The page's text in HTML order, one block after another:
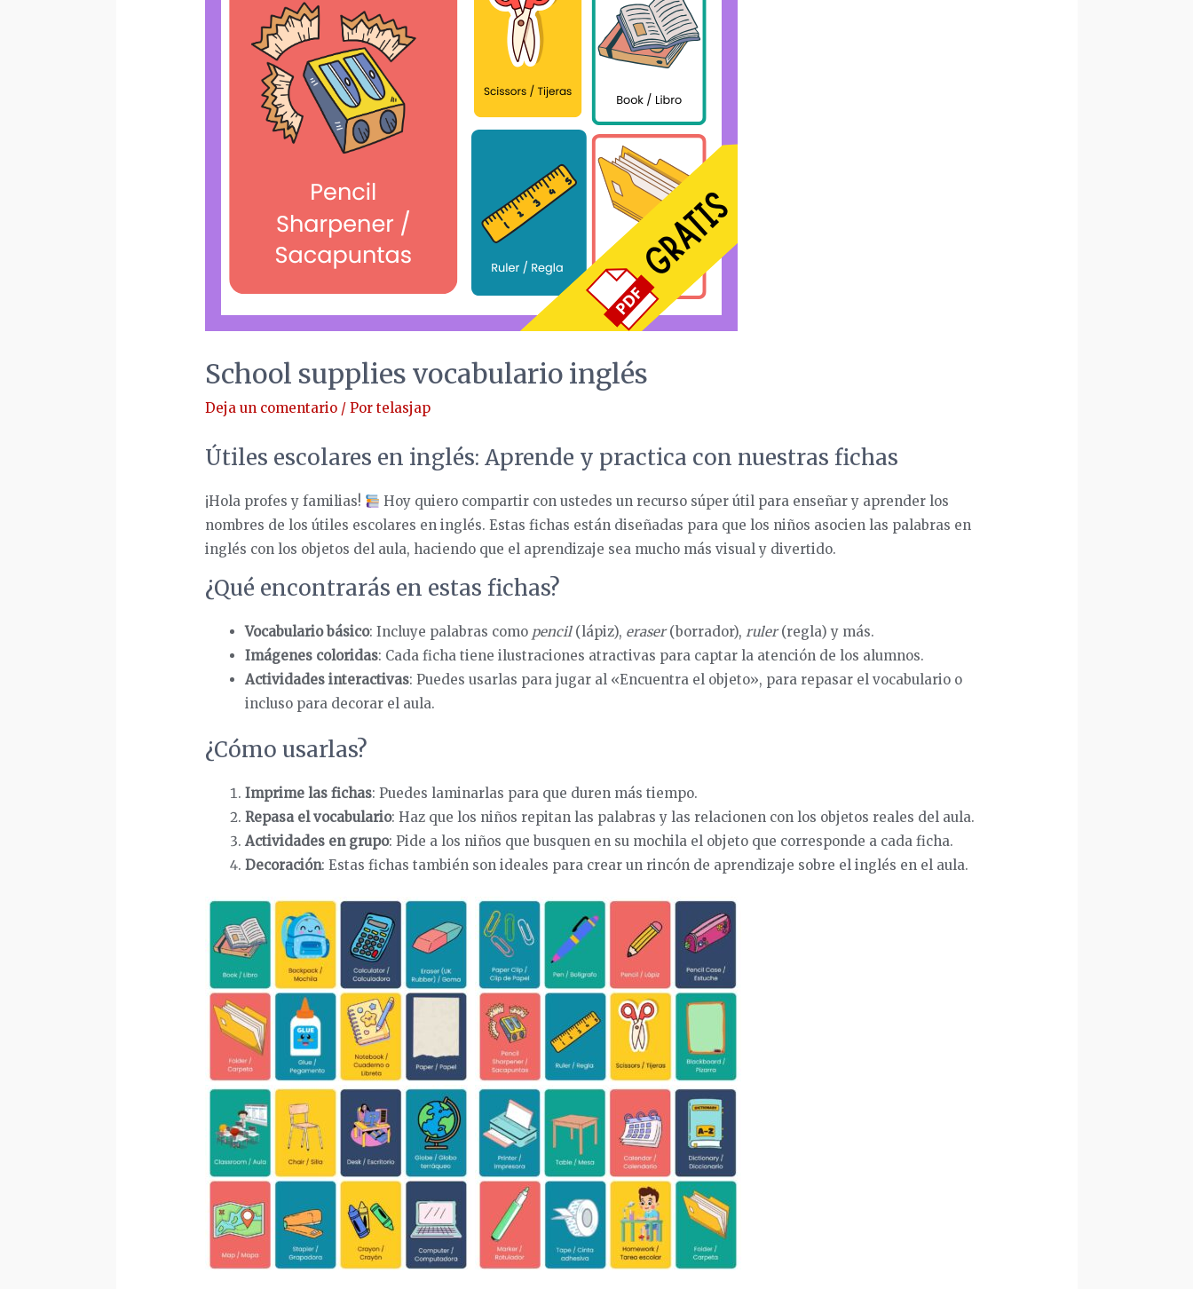
School supplies vocabulario inglés
Deja un comentario / Por telasjap
Útiles escolares en inglés: Aprende y practica con nuestras fichas
¡Hola profes y familias!
Hoy quiero compartir con ustedes un recurso súper útil para enseñar y aprender los
nombres de los útiles escolares en inglés. Estas fichas están diseñadas para que los niños asocien las palabras en
inglés con los objetos del aula, haciendo que el aprendizaje sea mucho más visual y divertido.
¿Qué encontrarás en estas fichas?
Vocabulario básico: Incluye palabras como pencil(lápiz), eraser(borrador), ruler(regla) y más.
Imágenes coloridas: Cada ficha tiene ilustraciones atractivas para captar la atención de los alumnos.
Actividades interactivas: Puedes usarlas para jugar al «Encuentra el objeto», para repasar el vocabulario o
incluso para decorar el aula.
¿Cómo usarlas?
Imprime las fichas: Puedes laminarlas para que duren más tiempo.
Repasa el vocabulario: Haz que los niños repitan las palabras y las relacionen con los objetos reales del aula.
Actividades en grupo: Pide a los niños que busquen en su mochila el objeto que corresponde a cada ficha.
Decoración: Estas fichas también son ideales para crear un rincón de aprendizaje sobre el inglés en el aula.